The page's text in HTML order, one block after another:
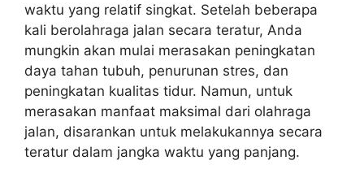
waktu yang relatif singkat. Setelah beberapa
kali berolahraga jalan secara teratur, Anda
mungkin akan mulai merasakan peningkatan
daya tahan tubuh, penurunan stres, dan
peningkatan kualitas tidur. Namun, untuk
merasakan manfaat maksimal dari olahraga
jalan, disarankan untuk melakukannya secara
teratur dalam jangka waktu yang panjang.